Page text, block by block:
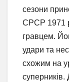
сезони
СРСР 1971
гравцем.
удари та
схожим на